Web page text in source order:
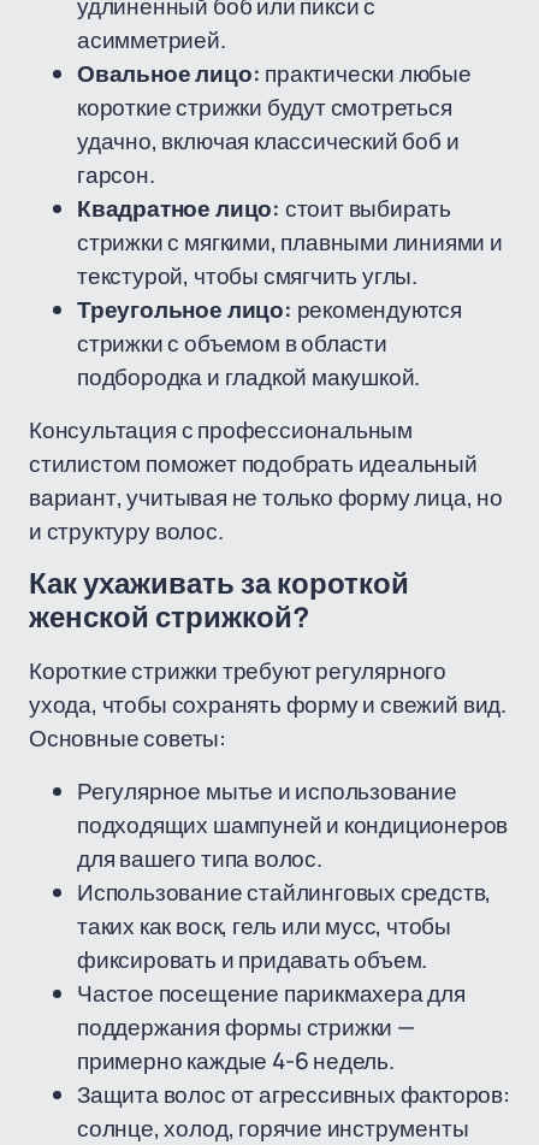
асимметрией.
Овальное лицо: практически любые
короткие стрижки будут смотреться
удачно, включая классический боб и
гарсон.
Квадратное лицо: стоит выбирать
стрижки с мягкими, плавными линиями и
текстурой, чтобы смягчить углы.
Треугольное лицо: рекомендуются
стрижки с объемом в области
подбородка и гладкой макушкой.
Консультация с профессиональным
стилистом поможет подобрать идеальный
вариант, учитывая не только форму лица, но
и структуру волос.
Как ухаживать за короткой
женской стрижкой?
Короткие стрижки требуют регулярного
ухода, чтобы сохранять форму и свежий вид.
Основные советы:
Регулярное мытье и использование
подходящих шампуней и кондиционеров
для вашего типа волос.
Использование стайлинговых средств,
таких как воск, гель или мусс, чтобы
фиксировать и придавать объем.
Частое посещение парикмахера для
поддержания формы стрижки —
примерно каждые 4-6 недель.
Защита волос от агрессивных факторов:
солнце, холод, горячие инструменты